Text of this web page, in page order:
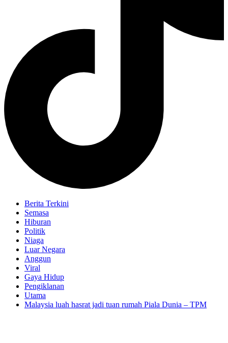
Berita Terkini
Semasa
Hiburan
Politik
Niaga
Luar Negara
Anggun
Viral
Gaya Hidup
Pengiklanan
Utama
Malaysia luah hasrat jadi tuan rumah Piala Dunia – TPM